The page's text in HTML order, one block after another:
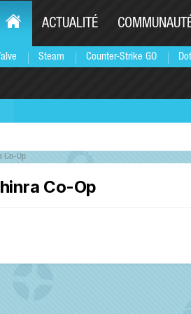
Steam Counter-Strike GO
ACTUALITÉ
Co-Op
Co-Op